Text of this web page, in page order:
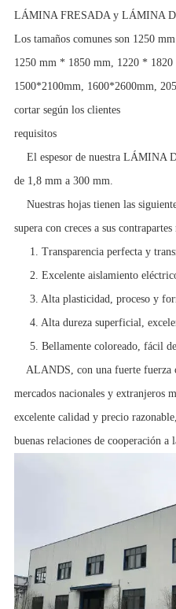
LÁMINA FRESADA y LÁMINA
Los tamaños comunes son 1250
1250 mm * 1850 mm, 1220 * 1820
1500*2100mm, 1600*2600mm,
cortar según los clientes
requisitos
El espesor de nuestra LÁMINA
de 1,8 mm a 300 mm.
Nuestras hojas tienen las
supera con creces a sus contrapartes
1. Transparencia perfecta y
2. Excelente aislamiento
3. Alta plasticidad, proceso y
4. Alta dureza superficial,
5. Bellamente coloreado, fácil
ALANDS, con una fuerte fuerza
mercados nacionales y extranjeros
excelente calidad y precio
buenas relaciones de cooperación a